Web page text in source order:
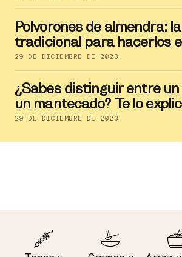
Polvorones de almendra:
tradicional para hacerlos
29 DE DICIEMBRE DE 2023
¿Sabes distinguir entre un
un mantecado? Te lo
29 DE DICIEMBRE DE 2023